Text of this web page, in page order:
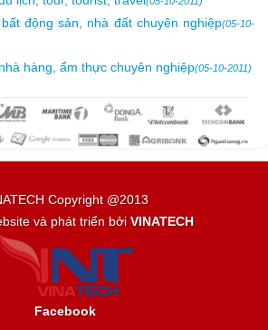
động sản, nhà đất chuyên nghiệp(05-10-
hàng, ẩm thực chuyên nghiệp(05-10-2011)
Copyright @2013
và phát triển bởi VINATECH
Facebook